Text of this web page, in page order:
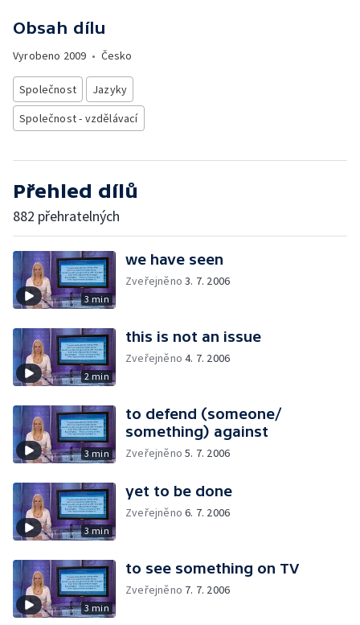
Obsah dílu
Vyrobeno 2009 • Česko
Společnost
Jazyky
Společnost - vzdělávací
Přehled dílů
882 přehratelných
3 min
we have seen
Zveřejněno3. 7. 2006
2 min
this is not an issue
Zveřejněno4. 7. 2006
3 min
to defend (someone/
something) against
Zveřejněno5. 7. 2006
3 min
yet to be done
Zveřejněno6. 7. 2006
3 min
to see something on TV
Zveřejněno 7. 7. 2006